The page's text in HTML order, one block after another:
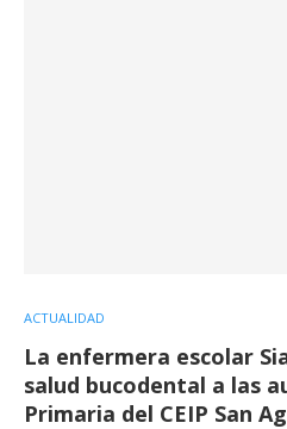
ACTUALIDAD
La enfermera escolar
salud bucodental a las
Primaria del CEIP San